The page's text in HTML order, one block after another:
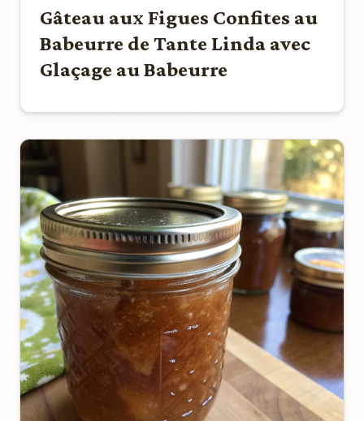
Gâteau aux Figues Confites au
Babeurre de Tante Linda avec
Glaçage au Babeurre